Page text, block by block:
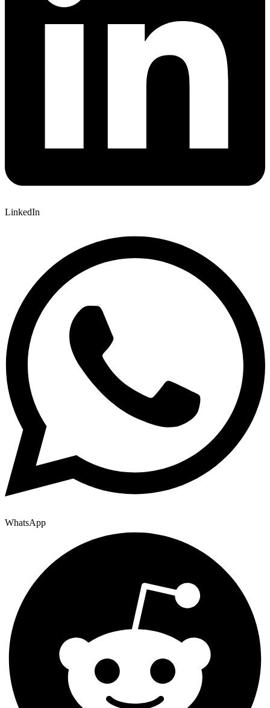
LinkedIn
WhatsApp